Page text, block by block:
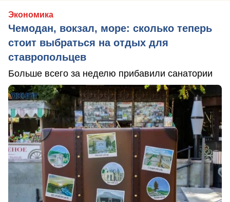
Экономика
Чемодан, вокзал, море: сколько теперь
стоит выбраться на отдых для
ставропольцев
Больше всего за неделю прибавили санатории